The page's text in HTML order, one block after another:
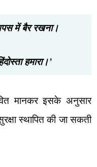
में बैर रखना।
हमारा।’
मानकर इसके अनुसार
स्थापित की जा सकती